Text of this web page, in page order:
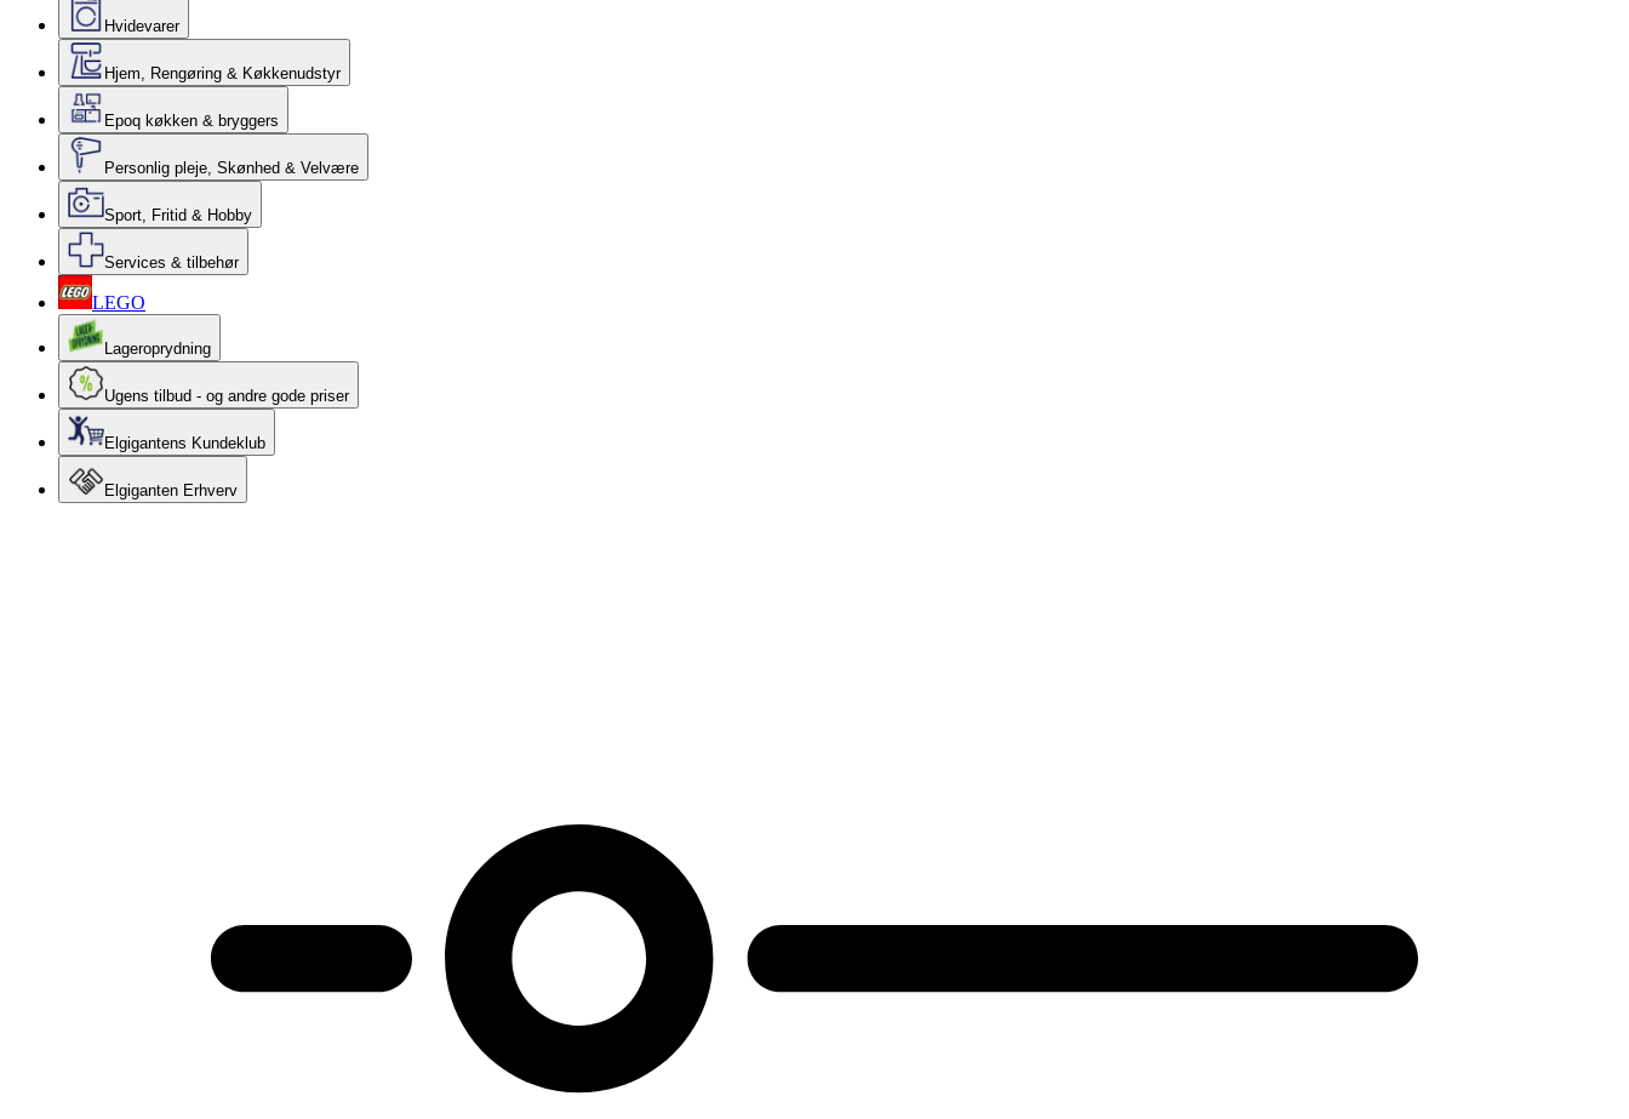
Hvidevarer
Hjem, Rengøring & Køkkenudstyr
Epoq køkken & bryggers
Personlig pleje, Skønhed & Velvære
Sport, Fritid & Hobby
Services & tilbehør
LEGO
Lageroprydning
Ugens tilbud - og andre gode priser
Elgigantens Kundeklub
Elgiganten Erhverv